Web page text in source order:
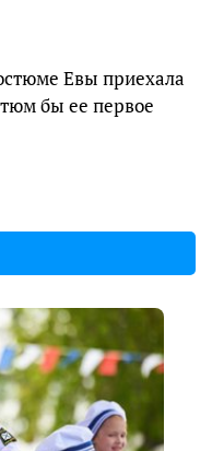
Евы приехала
бы ее первое